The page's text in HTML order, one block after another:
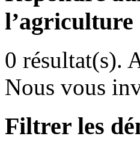
l’agriculture
0 résultat(s).
Nous vous
Filtrer les